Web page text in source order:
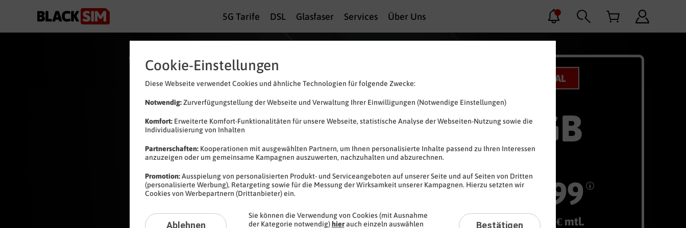
5G Tarife DSL Glasfaser Services Über Uns
99
10 99
€ mtl.
sparen
statt50MBit/s
x
10
gratis
WEEKLY DEAL
16 GB
21 %
Cookie-Einstellungen
Diese Webseite verwendet Cookies und ähnliche Technologien für folgende Zwecke:
Notwendig:Zurverfügungstellung der Webseite und Verwaltung Ihrer Einwilligungen (Notwendige Einstellungen)
Komfort:Erweiterte Komfort-Funktionalitäten für unsere Webseite, statistische Analyse der Webseiten-Nutzung sowie die
Individualisierung von Inhalten
Partnerschaften: Kooperationen mit ausgewählten Partnern, um Ihnen personalisierte Inhalte passend zu Ihren Interessen
anzuzeigen oder um gemeinsame Kampagnen auszuwerten, nachzuhalten und abzurechnen.
Promotion:Ausspielung von personalisierten Produkt- und Serviceangeboten auf unserer Seite und auf Seiten von Dritten
(personalisierte Werbung), Retargeting sowie für die Messung der Wirksamkeit unserer Kampagnen. Hierzu setzten wir
Cookies von Werbepartnern (Drittanbieter) ein.
Ablehnen
Sie können die Verwendung von Cookies (mit Ausnahme
der Kategorie notwendig)hierauch einzeln auswählen
Bestätigen